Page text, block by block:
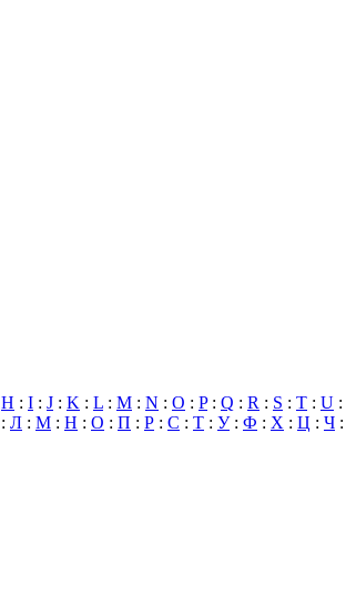
H : I : J : K : L : M : N : O : P: Q : R : S : T : U :
: Л : М : Н : О : П : Р : С : Т : У: Ф : Х : Ц : Ч :